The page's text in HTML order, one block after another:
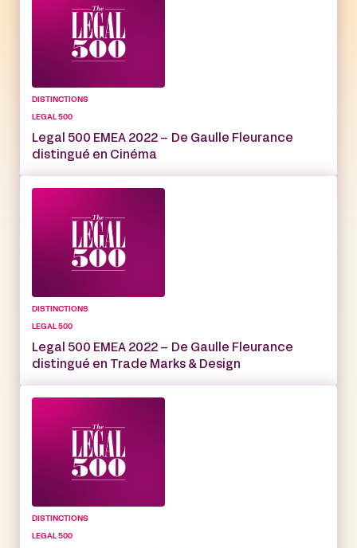
DISTINCTIONS
LEGAL 500
Legal 500 EMEA 2022 – De Gaulle Fleurance
distingué en Cinéma
DISTINCTIONS
LEGAL 500
Legal 500 EMEA 2022 – De Gaulle Fleurance
distingué en Trade Marks & Design
DISTINCTIONS
LEGAL 500